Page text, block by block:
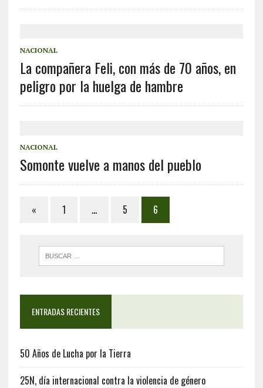
NACIONAL
La compañera Feli, con más de 70 años, en
peligro por la huelga de hambre
NACIONAL
Somonte vuelve a manos del pueblo
« 1 … 5 6
ENTRADAS RECIENTES
50 Años de Lucha por la Tierra
25N, día internacional contra la violencia de género